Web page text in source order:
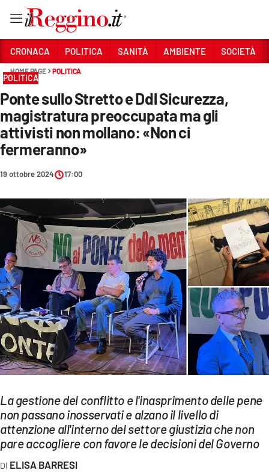
Sezioni
CRONACA
POLITICA
SANITÀ
AMBIENTE
CULTURA
ECONOMIA E LAVORO
EVENTI
SPORT
Streaming
LAC TV
LAC ONAIR
LaC
Network
CRONACA POLITICA SANITÀ AMBIENTE SOCIETÀ
HOME PAGE POLITICA
POLITICA
Ponte sullo Stretto e Ddl Sicurezza,
magistratura preoccupata ma gli
attivisti non mollano: «Non ci
fermeranno»
19 ottobre 2024 17:00
La gestione del conflitto e l'inasprimento delle pene
non passano inosservati e alzano il livello di
attenzione all'interno del settore giustizia che non
pare accogliere con favore le decisioni del Governo
ELISA BARRESI